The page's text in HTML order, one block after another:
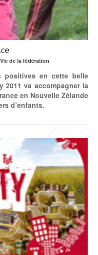
Vie de la fédération
en cette belle
2011 va accompagner la
en Nouvelle Zélande
d’enfants.